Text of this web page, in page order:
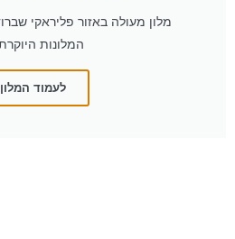
מלון מעולה באזור פליראקי
המלונות
לעמוד המלון